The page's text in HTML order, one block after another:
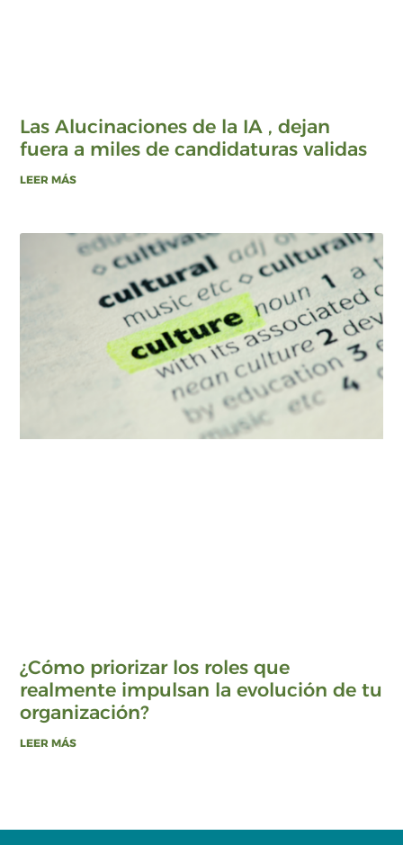
Las Alucinaciones de la IA , dejan
fuera a miles de candidaturas validas
LEER MÁS
¿Cómo priorizar los roles que
realmente impulsan la evolución de tu
organización?
LEER MÁS